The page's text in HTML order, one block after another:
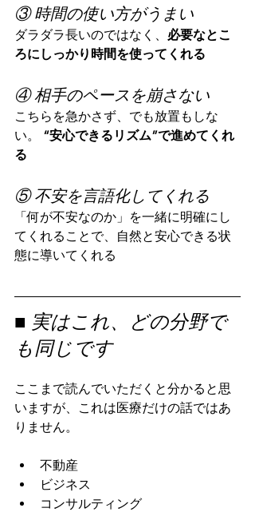
③ 時間の使い方がうまい
ダラダラ長いのではなく、 必要なとこ
ろにしっかり時間を使ってくれる
④ 相手のペースを崩さない
こちらを急かさず、でも放置もしな
い。 “安心できるリズム”で進めてくれ
る
⑤ 不安を言語化してくれる
「何が不安なのか」を一緒に明確にし
てくれることで、自然と安心できる状
態に導いてくれる
■ 実はこれ、どの分野で
も同じです
ここまで読んでいただくと分かると思
いますが、これは医療だけの話ではあ
りません。
不動産
ビジネス
コンサルティング